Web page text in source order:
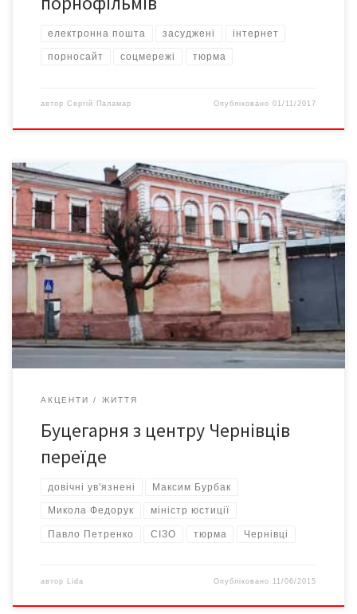
електронна пошта засуджені інтернет
порносайт соцмережі тюрма
автор Сергій Паламар Опубліковано01/11/2017
Два нардепи і один міністр винесли вирок тюрмі на Соборній
площі – звільнити Зовсім нещодавно обласні ЗМІ розмістили
інформацію про те, що у відремонтованих приміщеннях
тюрми – 200-річній будівлі на Соборній площі Чернівців –
сучасно обладнані камери для утримання 50 засуджених на
довічне ув’язнення і перші 14 «клієнтів» (читай: небезпечних
[…]
АКЦЕНТИ ЖИТТЯ
Буцегарня з центру Чернівців
переїде
довічні ув'язнені Максим Бурбак
Микола Федорук міністр юстиції
Павло Петренко СІЗО тюрма Чернівці
автор Lida Опубліковано 11/06/2015